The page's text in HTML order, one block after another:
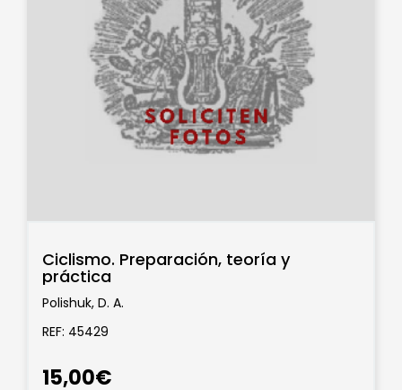
Ciclismo. Preparación, teoría y
práctica
Polishuk, D. A.
REF: 45429
15,00€